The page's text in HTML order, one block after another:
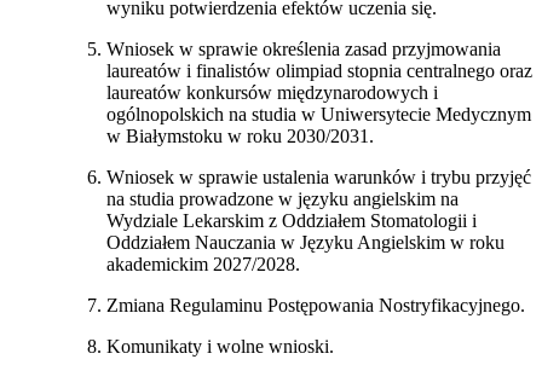
wyniku potwierdzenia efektów uczenia się.
Wniosek w sprawie określenia zasad przyjmowania
laureatów i finalistów olimpiad stopnia centralnego oraz
laureatów konkursów międzynarodowych i
ogólnopolskich na studia w Uniwersytecie Medycznym
w Białymstoku w roku 2030/2031.
Wniosek w sprawie ustalenia warunków i trybu przyjęć
na studia prowadzone w języku angielskim na
Wydziale Lekarskim z Oddziałem Stomatologii i
Oddziałem Nauczania w Języku Angielskim w roku
akademickim 2027/2028.
Zmiana Regulaminu Postępowania Nostryfikacyjnego.
Komunikaty i wolne wnioski.